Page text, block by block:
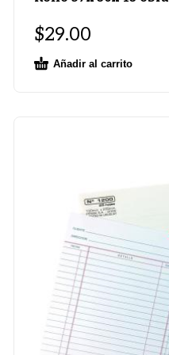
$29.00
Añadir al carrito